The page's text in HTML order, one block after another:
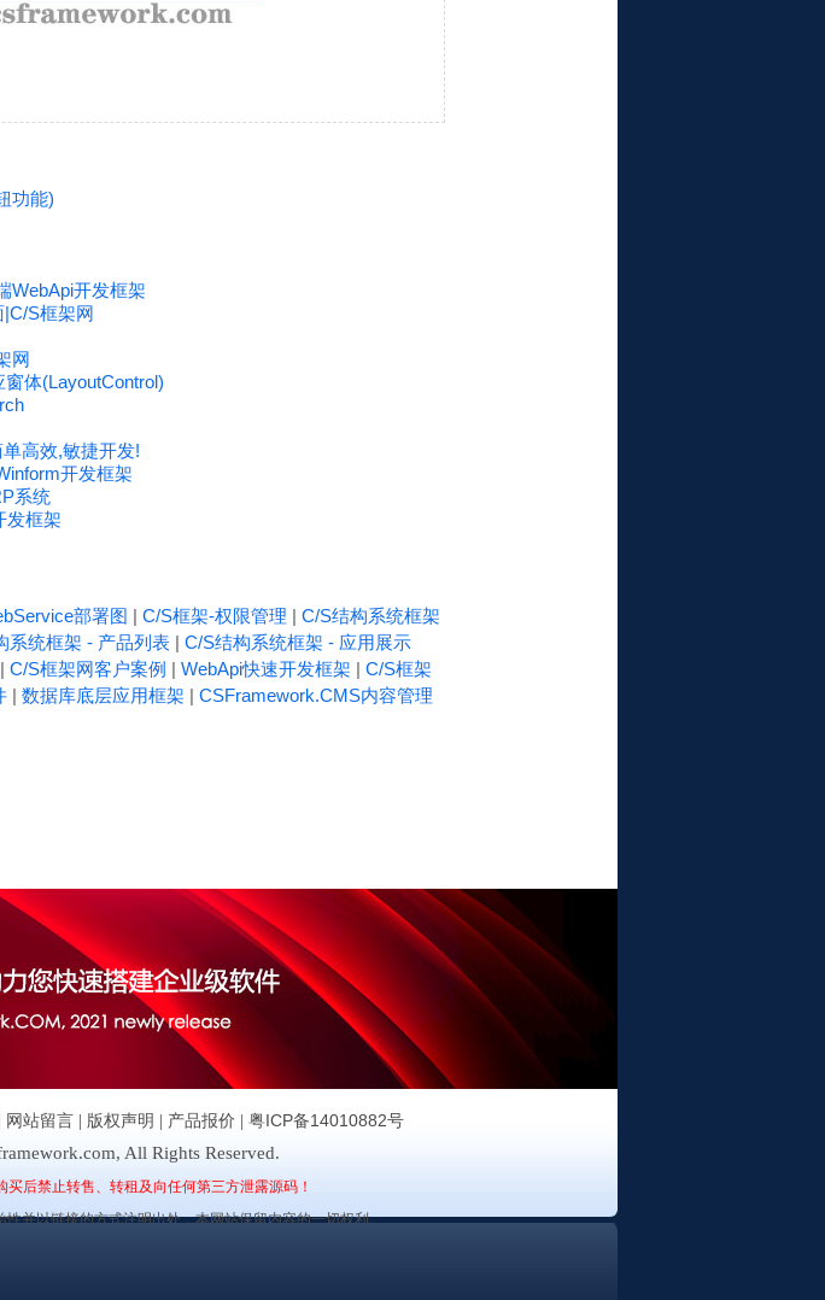
功能)
WebApi开发框架
S框架网
网
体(LayoutControl)
高效,敏捷开发!
开发框架
系统
发框架
部署图 | C/S框架-权限管理 | C/S结构系统框架
系统框架 - 产品列表| C/S结构系统框架 - 应用展示
| C/S框架网客户案例 | WebApi快速开发框架 | C/S框架
| 数据库底层应用框架 | CSFramework.CMS内容管理
网站留言| 版权声明 | 产品报价 | 粤ICP备14010882号
All Rights Reserved.
后禁止转售、转租及向任何第三方泄露源码！
并以链接的方式注明出处，本网站保留内容的一切权利。